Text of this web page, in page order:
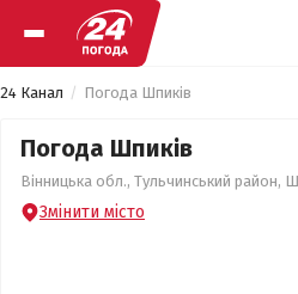
24 Канал Погода Шпиків
Погода Шпиків
Вінницька обл., Тульчинський район,
Змінити місто